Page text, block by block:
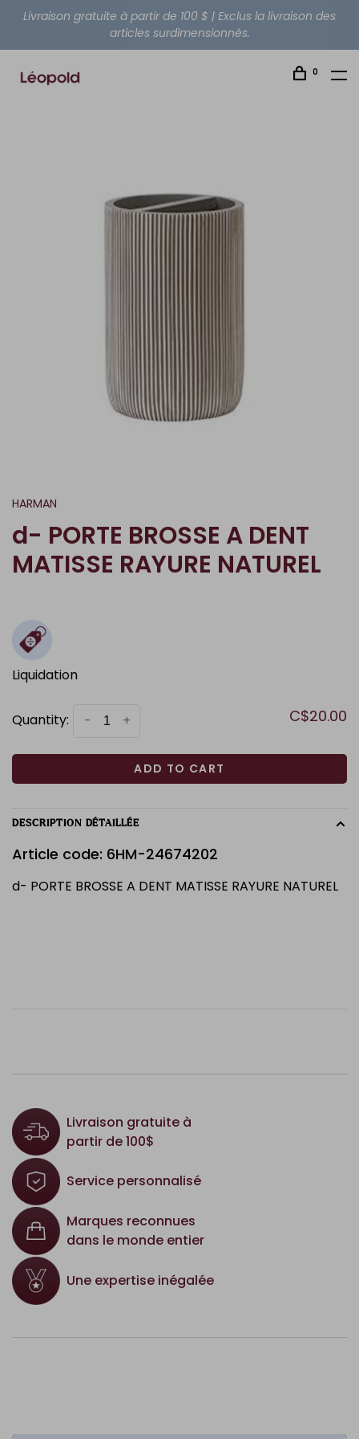
Livraison gratuite à partir de 100 $ | Exclus la livraison des
articles surdimensionnés.
0
HARMAN
d- PORTE BROSSE A DENT
MATISSE RAYURE NATUREL
Liquidation
Quantity: +
- C$20.00
ADD TO CART
DESCRIPTION DÉTAILLÉE
Article code: 6HM-24674202
d- PORTE BROSSE A DENT MATISSE RAYURE NATUREL
Livraison gratuite à
partir de 100$
Service personnalisé
Marques reconnues
dans le monde entier
Une expertise inégalée